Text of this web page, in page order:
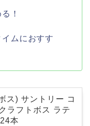
！
イムにおすす
ス) サントリー コ
ラフトボス ラテ
本